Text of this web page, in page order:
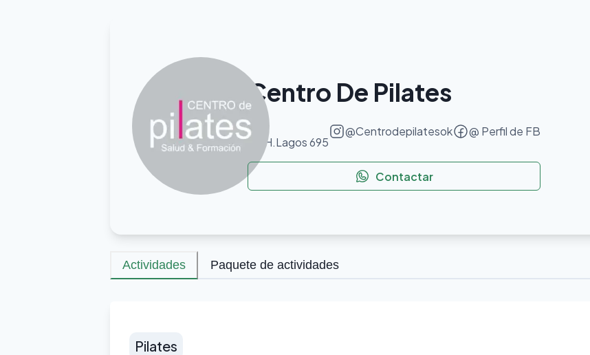
Centro De Pilates
H.Lagos 695
@Centrodepilatesok @ Perfil de FB
Contactar
Actividades Paquete de actividades
Pilates